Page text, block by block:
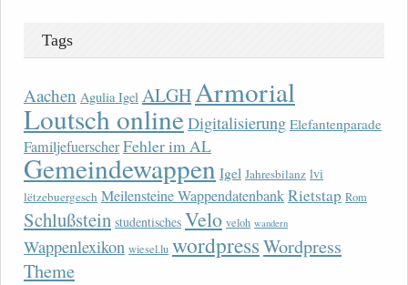
Tags
Aachen Agulia Igel ALGHArmorial
Loutsch onlineDigitalisierung Elefantenparade
FamiljefuerscherFehler im AL
Gemeindewappen Igel Jahresbilanz lvi
lëtzebuergesch Meilensteine WappendatenbankRietstap Rom
Schlußstein studentisches Velo veloh wandern
Wappenlexikon wiesel.lu wordpressWordpress
Theme